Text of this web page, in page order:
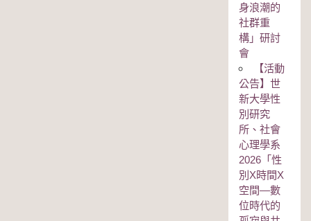
身浪潮的
社群重
構」研討
會
【活動
公告】世
新大學性
別研究
所、社會
心理學系
2026「性
別Χ時間Χ
空間—數
位時代的